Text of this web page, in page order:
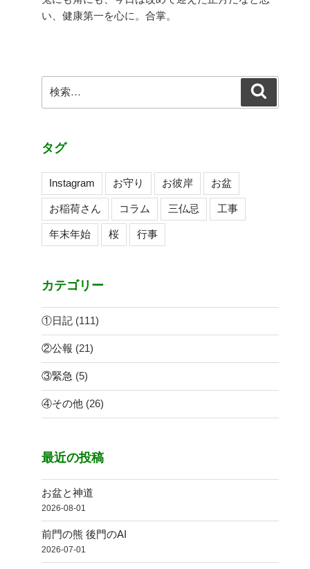
い、健康第一を心に。合掌。
索:
タグ
Instagram お守り お彼岸 お盆
お稲荷さん コラム 三仏忌 工事
年末年始 桜 行事
カテゴリー
①日記 (111)
②公報 (21)
③緊急 (5)
④その他 (26)
最近の投稿
お盆と神道
2026-08-01
前門の熊 後門のAI
2026-07-01